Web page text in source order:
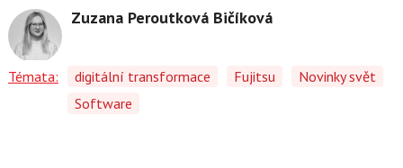
Zuzana Peroutková Bičíková
Témata: digitální transformace Fujitsu
Novinky svět
Software